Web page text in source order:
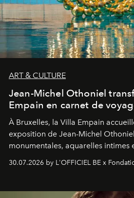
ART & CULTURE
Jean-Michel Othoniel
Empain en carnet de
À Bruxelles, la Villa Empain
exposition de Jean-Michel
monumentales, aquarelles intimes
soufflé, l’artiste français compose
émotionnel où chaque œuvre
émerveillement.
30.07.2026 by L'OFFICIEL BE x